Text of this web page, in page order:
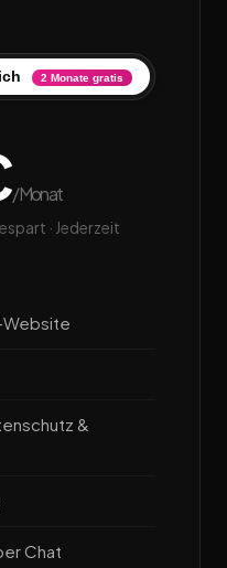
2 Monate gratis
/Monat
· Jederzeit
&
Chat